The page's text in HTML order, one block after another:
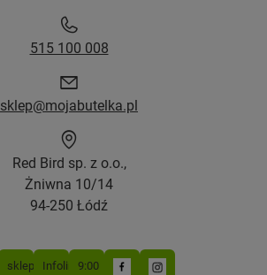
515 100 008
sklep@mojabutelka.pl
Red Bird sp. z o.o.,
Żniwna 10/14
94-250 Łódź
sklep@mojabutelka.pl
Infolinia9:00